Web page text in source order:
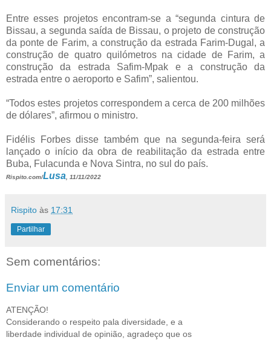
Entre esses projetos encontram-se a “segunda cintura de
Bissau, a segunda saída de Bissau, o projeto de construção
da ponte de Farim, a construção da estrada Farim-Dugal, a
construção de quatro quilómetros na cidade de Farim, a
construção da estrada Safim-Mpak e a construção da
estrada entre o aeroporto e Safim”, salientou.
“Todos estes projetos correspondem a cerca de 200 milhões
de dólares”, afirmou o ministro.
Fidélis Forbes disse também que na segunda-feira será
lançado o início da obra de reabilitação da estrada entre
Buba, Fulacunda e Nova Sintra, no sul do país.
Rispito.com/Lusa , 11/11/2022
Rispito às 17:31
Partilhar
Sem comentários:
Enviar um comentário
ATENÇÃO!
Considerando o respeito pala diversidade, e a
liberdade individual de opinião, agradeço que os